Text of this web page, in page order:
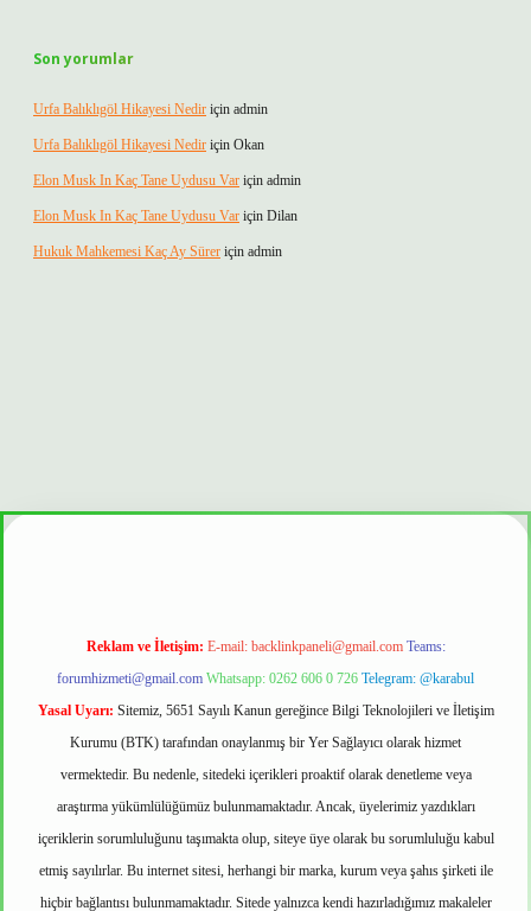
Son yorumlar
Urfa Balıklıgöl Hikayesi Nedir için admin
Urfa Balıklıgöl Hikayesi Nedir için Okan
Elon Musk In Kaç Tane Uydusu Var için admin
Elon Musk In Kaç Tane Uydusu Var için Dilan
Hukuk Mahkemesi Kaç Ay Sürer için admin
Reklam ve İletişim: E-mail: backlinkpaneli@gmail.com Teams:
forumhizmeti@gmail.com Whatsapp: 0262 606 0 726 Telegram: @karabul
Yasal Uyarı: Sitemiz, 5651 Sayılı Kanun gereğince Bilgi Teknolojileri ve İletişim
Kurumu (BTK) tarafından onaylanmış bir Yer Sağlayıcı olarak hizmet
vermektedir. Bu nedenle, sitedeki içerikleri proaktif olarak denetleme veya
araştırma yükümlülüğümüz bulunmamaktadır. Ancak, üyelerimiz yazdıkları
içeriklerin sorumluluğunu taşımakta olup, siteye üye olarak bu sorumluluğu kabul
etmiş sayılırlar. Bu internet sitesi, herhangi bir marka, kurum veya şahıs şirketi ile
hiçbir bağlantısı bulunmamaktadır. Sitede yalnızca kendi hazırladığımız makaleler